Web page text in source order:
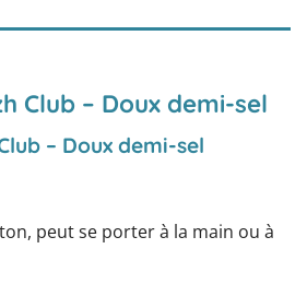
Club – Doux demi-sel
– Doux demi-sel
peut se porter à la main ou à